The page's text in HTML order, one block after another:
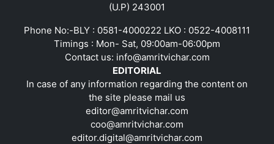
(U.P) 243001
Phone No:-BLY : 0581-4000222 LKO : 0522-4008111
Timings : Mon- Sat, 09:00am-06:00pm
Contact us: info@amritvichar.com
EDITORIAL
In case of any information regarding the content on
the site please mail us
editor@amritvichar.com
coo@amritvichar.com
editor.digital@amritvichar.com